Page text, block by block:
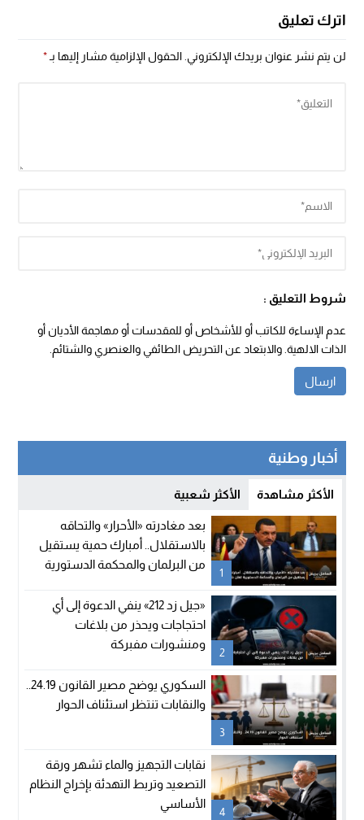
اترك تعليق
لن يتم نشر عنوان بريدك الإلكتروني. الحقول الإلزامية مشار إليها بـ*
شروط التعليق :
عدم الإساءة للكاتب أو للأشخاص أو للمقدسات أو مهاجمة الأديان أو
الذات الالهية. والابتعاد عن التحريض الطائفي والعنصري والشتائم.
أخبار وطنية
الأكثر مشاهدة الأكثر شعبية
1
بعد مغادرته «الأحرار» والتحاقه
بالاستقلال.. أمبارك حمية يستقيل
من البرلمان والمحكمة الدستورية
2
«جيل زد 212» ينفي الدعوة إلى أي
احتجاجات ويحذر من بلاغات
ومنشورات مفبركة
3
والنقابات تنتظر استئناف الحوار
4
نقابات التجهيز والماء تشهر ورقة
التصعيد وتربط التهدئة بإخراج النظام
الأساسي